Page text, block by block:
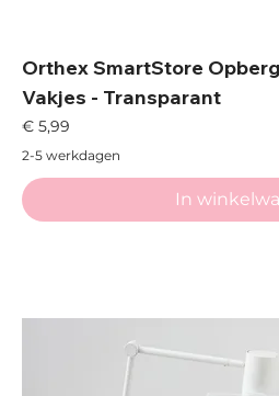
Orthex SmartStore
Vakjes - Transparant
Prijs
€ 5,99
2-5 werkdagen
In